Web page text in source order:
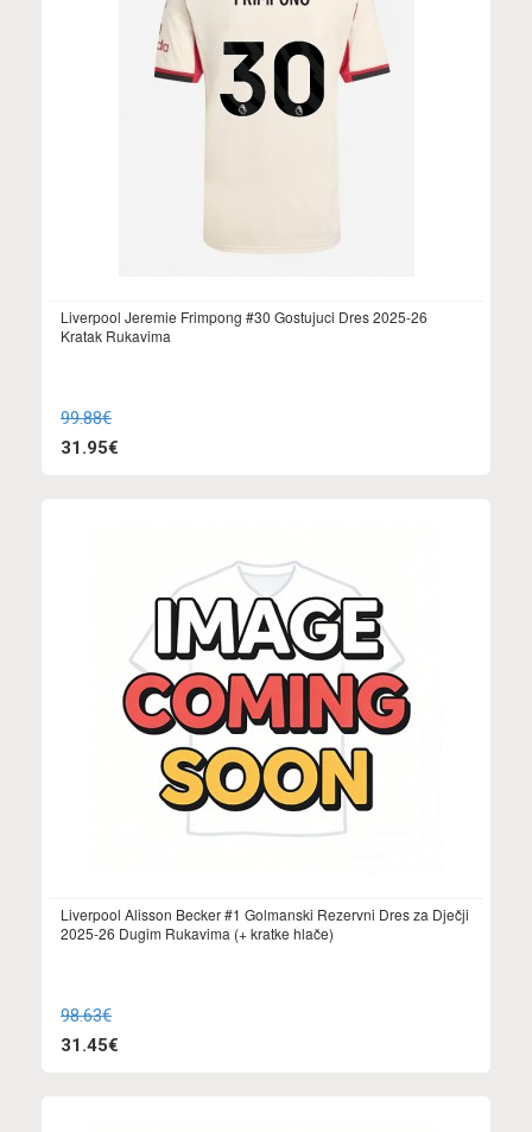
Liverpool Jeremie Frimpong #30 Gostujuci Dres 2025-26
Kratak Rukavima
99.88€
31.95€
Liverpool Alisson Becker #1 Golmanski Rezervni Dres za Dječji
2025-26 Dugim Rukavima (+ kratke hlače)
98.63€
31.45€